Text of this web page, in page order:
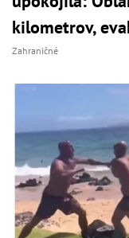
kilometrov,
Zahraničné